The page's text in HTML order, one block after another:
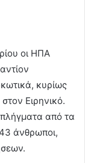
οι ΗΠΑ
κυρίως
Ειρηνικό.
πλήγματα από τα
άνθρωποι,